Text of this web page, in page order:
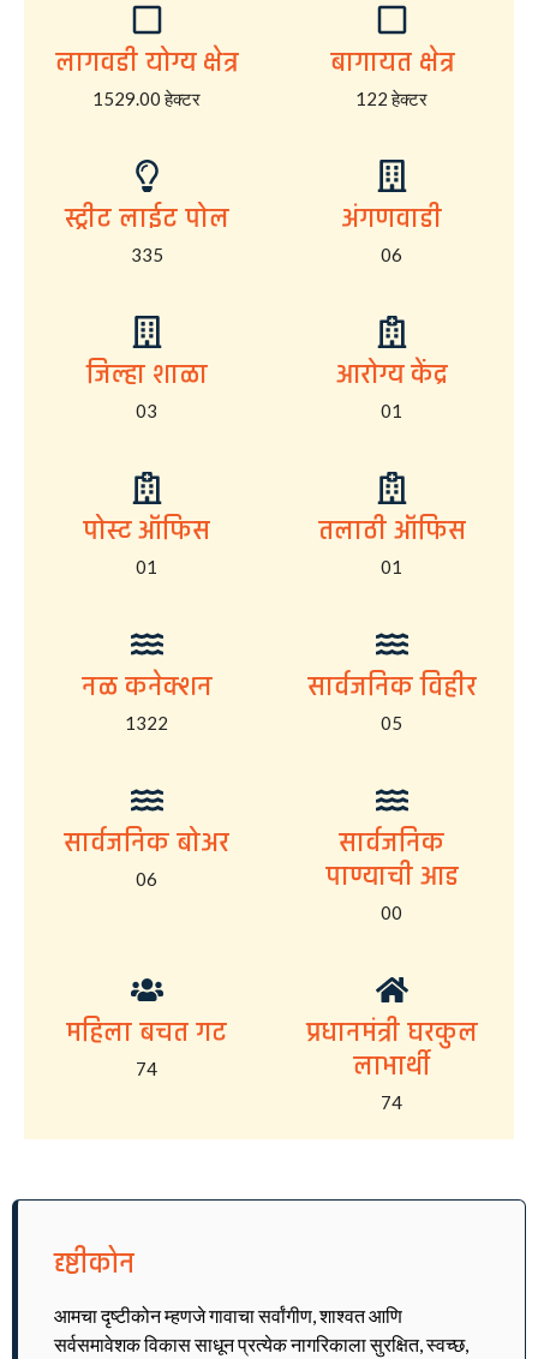
लागवडी योग्य क्षेत्र
1529.00 हेक्टर
बागायत क्षेत्र
122 हेक्टर
स्ट्रीट लाईट पोल
335
अंगणवाडी
06
जिल्हा शाळा
03
आरोग्य केंद्र
01
पोस्ट ऑफिस
01
तलाठी ऑफिस
01
नळ कनेक्शन
1322
सार्वजनिक विहीर
05
सार्वजनिक बोअर
06
सार्वजनिक
पाण्याची आड
00
महिला बचत गट
74
प्रधानमंत्री घरकुल
लाभार्थी
74
दृष्टीकोन
आमचा दृष्टीकोन म्हणजे गावाचा सर्वांगीण, शाश्वत आणि
सर्वसमावेशक विकास साधून प्रत्येक नागरिकाला सुरक्षित, स्वच्छ,